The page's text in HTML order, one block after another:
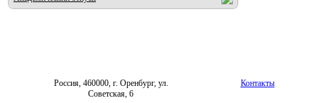
Россия, 460000, г. Оренбург, ул.
Советская, 6
Контакты